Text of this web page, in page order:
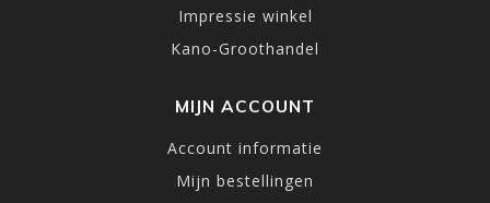
Impressie winkel
Kano-Groothandel
MIJN ACCOUNT
Account informatie
Mijn bestellingen